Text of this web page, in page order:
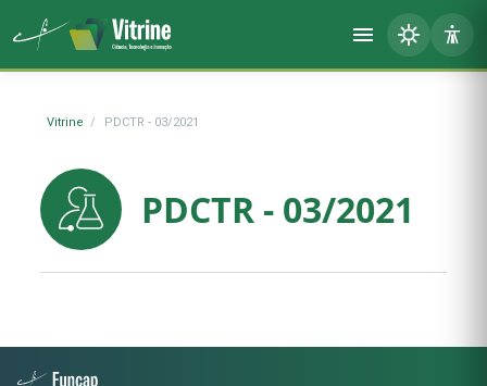
Vitrine PDCTR - 03/2021
PDCTR - 03/2021